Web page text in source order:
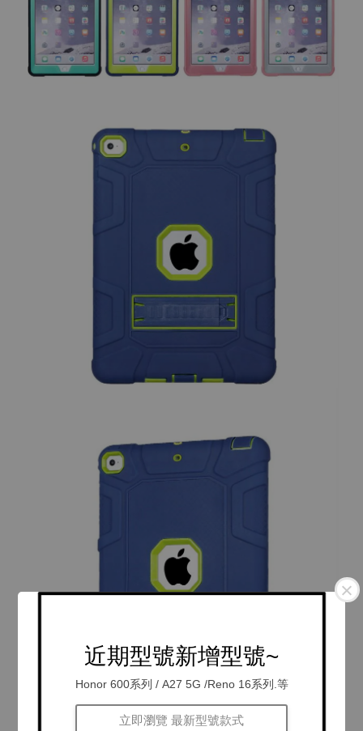
近期型號新增型號~
Honor 600系列 / A27 5G /Reno 16系列.等
立即瀏覽 最新型號款式